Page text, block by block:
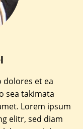
dolores et ea
sea takimata
Lorem ipsum
elitr, sed diam